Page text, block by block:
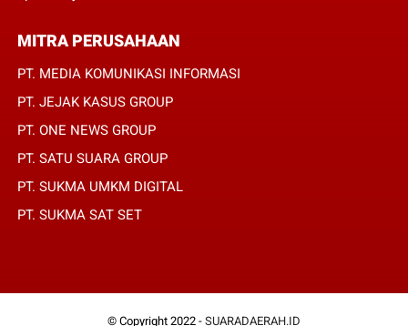
MITRA PERUSAHAAN
PT. MEDIA KOMUNIKASI INFORMASI
PT. JEJAK KASUS GROUP
PT. ONE NEWS GROUP
PT. SATU SUARA GROUP
PT. SUKMA UMKM DIGITAL
PT. SUKMA SAT SET
© Copyright 2022 - SUARADAERAH.ID